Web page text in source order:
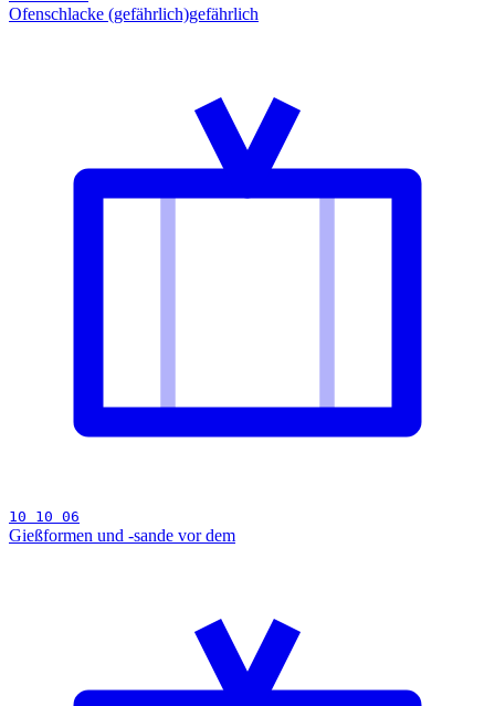
Ofenschlacke (gefährlich)gefährlich
10 10 06
Gießformen und -sande vor dem